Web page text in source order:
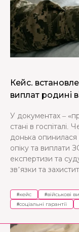
Кейс.
виплат родині
У документах –
стані в госпіталі.
донька опинилася
опіку та виплати
експертизи та
зв’язки та
#кейс #військові
#соціальні гарантії